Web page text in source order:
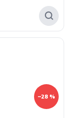
–28 %